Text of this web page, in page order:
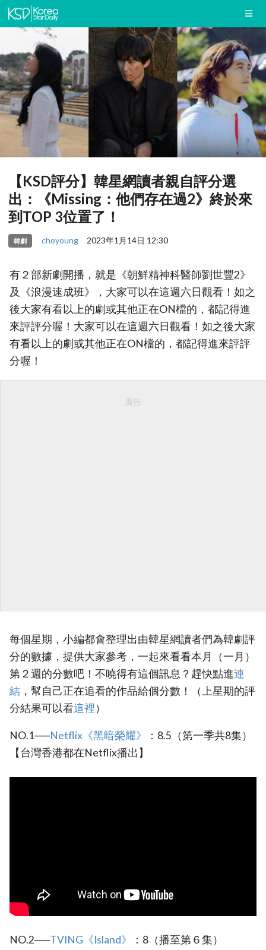
【KSD評分】韓星網讀者親自評分選
出：《Missing：他們存在過2》終於來
到TOP 3位置了！
韓劇 choyoung 2023年1月14日 12:30
有２部新劇開播，就是《朝鮮精神科醫師劉世豐2》
及《浪漫速成班》，大家可以在這週六日觀看！如之
後大家有看以上的劇或其他正在ON檔的，都記得進
來評評分喔！大家可以在這週六日觀看！如之後大家
有看以上的劇或其他正在ON檔的，都記得進來評評
分喔！
廣告
每個星期，小編都會整理出由韓星網讀者們為韓劇評
分的數據，提供大家參考，一起來看看本月（一月）
第２週的分數吧！不曉得有這個訊息？趕快點進連
結 ，幫自己正在追看的作品給個分數！（上星期的評
分結果可以看這裡）
NO.1──Netflix《黑暗榮耀》
：8.5（第一季共8集）
【台灣香港都在Netflix播出】
NO.2──TVING《Island》
：8（播至第６集）